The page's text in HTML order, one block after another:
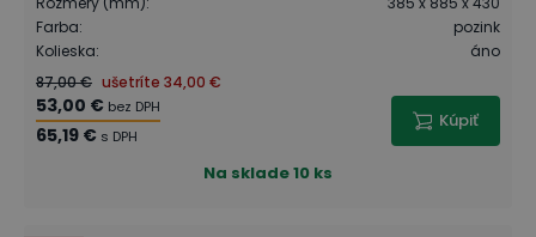
Farba:
pozink
Kolieska:
áno
87,00 € ušetríte 34,00 €
53,00 € bez DPH
65,19 € s DPH
Kúpiť
Na sklade10 ks